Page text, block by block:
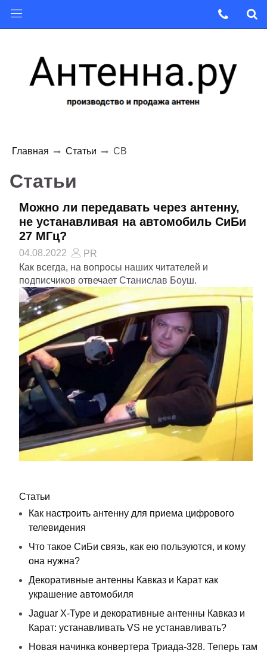
Главная Статьи CB
Статьи
Можно ли передавать через антенну,
не устанавливая на автомобиль СиБи
27 МГц?
04.08.2022
PR
Как всегда, на вопросы наших читателей и
подписчиков отвечает Станислав Боуш.
Статьи
Как настроить антенну для приема цифрового
телевидения
Что такое СиБи связь, как ею пользуются, и кому
она нужна?
Декоративные антенны Кавказ и Карат как
украшение автомобиля
Jaguar X-Type и декоративные антенны Кавказ и
Карат: устанавливать VS не устанавливать?
Новая начинка конвертера Триада-328. Теперь там